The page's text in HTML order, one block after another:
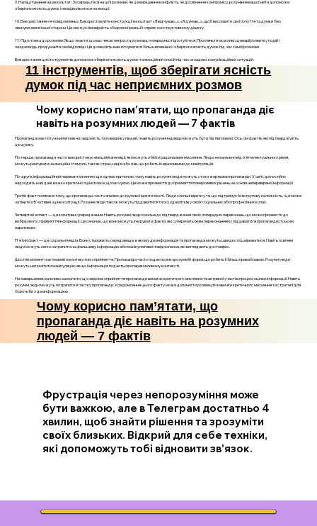
9. Налаштування на результат: Зосередьтеся на цілі розмови. Чи це вирішення конфлікту, чи досягнення компромісу, розуміння вашої мети допоможе
зберігати ясність думок і не відволікатися на емоції.
10. Використання «я-повідомлень»: Використовуйте конструкції на кшталт «Я відчуваю...», «Я думаю...», щоб висловити свої почуття та думки без
звинувачення іншої сторони. Це знижує ймовірність оборонної реакції і сприяє конструктивному діалогу.
11. Підготовка до розмови: Якщо знаєте, що вас чекає непроста розмова, попередньо підготуйтеся. Прогляньте можливі сценарії розвитку подій і
заздалегідь продумайте свої відповіді. Це дозволить вам почуватися більш впевнено і зберігати ясність думок під час самої розмови.
Використання цих інструментів допоможе зберігати ясність думок та емоційний спокій під час складних комунікаційних ситуацій.
11 інструментів, щоб зберігати ясність
думок під час неприємних розмов
Чому корисно пам’ятати, що пропаганда діє
навіть на розумних людей — 7 фактів
Пропаганда має потужний вплив на свідомість та поведінку людей, і навіть розумні індивіди можуть бути під її впливом. Ось сім фактів, які підтверджують
цю думку.
По-перше, пропаганда часто використовує емоційні апеляції, які можуть обійти раціональне мислення. Люди, незалежно від їх інтелектуального рівня,
можуть реагувати на емоційні стимули, такі як страх, надія або гнів, що робить їх вразливими до маніпуляцій.
По-друге, інформаційний перевантаження є ще однією причиною, чому навіть розумні люди можуть стати жертвами пропаганди. У світі, де постійно
надходять нові дані, важко критично оцінити все, що ми чуємо. Це може призвести до прийняття поверхневих рішень на основі неперевіреної інформації.
Третій факт полягає в тому, що пропаганда часто апелює до групової ідентичності. Люди схильні вірити у те, що підтримує їхню групову належність, і це може
затінити об'єктивні оцінки ситуації. Розумні люди також можуть піддаватися тиску однолітків у своїх соціальних або професійних колах.
Четвертий аспект — це когнітивні упередження. Навіть розумні люди схильні до підтвердження своїх попередніх переконань, що може призвести до
вибіркового сприйняття інформації. Це означає, що вони можуть ігнорувати факти, які суперечать їхнім переконанням, і піддаватися пропагандистським
наративам.
П'ятий факт — це соціальні медіа. Вони створюють середовище, в якому дезінформація та пропаганда можуть швидко поширюватися. Навіть освічені
люди можуть легко натрапити на фальшиву інформацію або маніпулятивні повідомлення, які виглядають достовірно.
Шостий момент пов'язаний із контекстом сприйняття. Пропаганда часто подається в зрозумілій формі, що робить її більш привабливою. Розумні люди
можуть не помітити маніпуляцію, якщо інформація подається в переконливому контексті.
На завершення, важливо зазначити, що свідоме сприйняття пропаганди вимагає критичного мислення та активної участі в процесі оцінки інформації. Навіть
розумні люди можуть потрапити в пастку пропаганди. Усвідомлення цього факту може допомогти розвинути навички критичного мислення та стратегії для
боротьби з дезінформацією.
Чому корисно пам’ятати, що
пропаганда діє навіть на розумних
людей — 7 фактів
Фрустрація через непорозуміння може
бути важкою, але в Телеграм достатньо 4
хвилин, щоб знайти рішення та зрозуміти
своїх близьких. Відкрий для себе техніки,
які допоможуть тобі відновити зв'язок.